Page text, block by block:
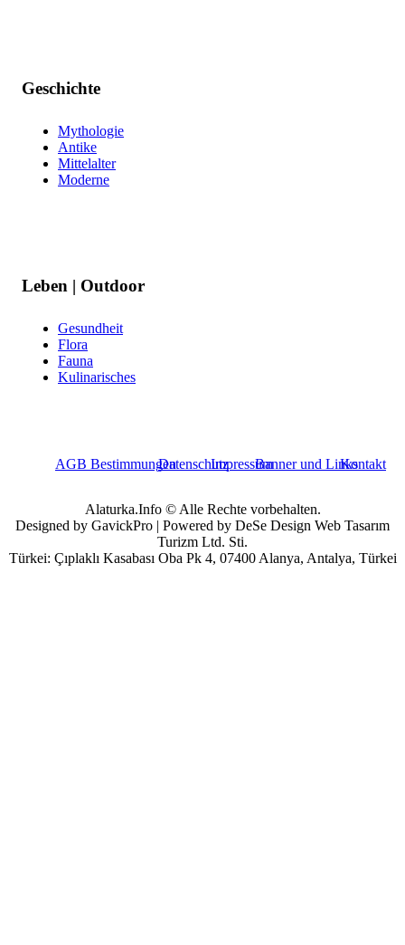
Geschichte
Mythologie
Antike
Mittelalter
Moderne
Leben | Outdoor
Gesundheit
Flora
Fauna
Kulinarisches
AGB BestimmungenDatenschutzImpressumBanner und LinksKontakt
Alaturka.Info © Alle Rechte vorbehalten.
Designed by GavickPro | Powered by DeSe Design Web Tasarım
Turizm Ltd. Sti.
Türkei: Çıplaklı Kasabası Oba Pk 4, 07400 Alanya, Antalya, Türkei